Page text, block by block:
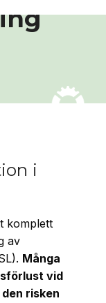
i
komplett
av
Många
vid
risken